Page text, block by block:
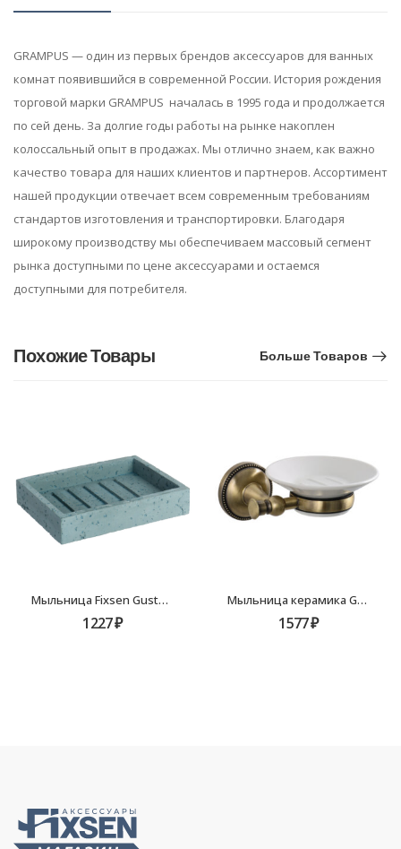
GRAMPUS — один из первых брендов аксессуаров для ванных
комнат появившийся в современной России. История рождения
торговой марки GRAMPUS началась в 1995 года и продолжается
по сей день. За долгие годы работы на рынке накоплен
колоссальный опыт в продажах. Мы отлично знаем, как важно
качество товара для наших клиентов и партнеров. Ассортимент
нашей продукции отвечает всем современным требованиям
стандартов изготовления и транспортировки. Благодаря
широкому производству мы обеспечиваем массовый сегмент
рынка доступными по цене аксессуарами и остаемся
доступными для потребителя.
Похожие Товары Больше Товаров
Мыльница Fixsen Gusto FX-300-4
1227₽
Мыльница керамика Grampus Alfa GR-9508
1577₽